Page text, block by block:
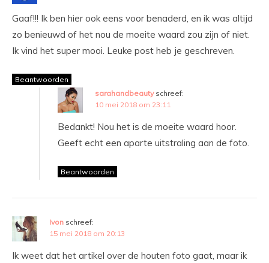
Gaaf!!! Ik ben hier ook eens voor benaderd, en ik was altijd
zo benieuwd of het nou de moeite waard zou zijn of niet.
Ik vind het super mooi. Leuke post heb je geschreven.
Beantwoorden
sarahandbeauty schreef:
10 mei 2018 om 23:11
Bedankt! Nou het is de moeite waard hoor.
Geeft echt een aparte uitstraling aan de foto.
Beantwoorden
Ivon schreef:
15 mei 2018 om 20:13
Ik weet dat het artikel over de houten foto gaat, maar ik